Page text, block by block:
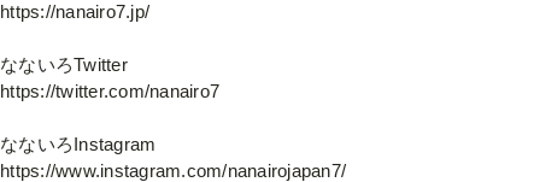
https://nanairo7.jp/
なないろTwitter
https://twitter.com/nanairo7
なないろInstagram
https://www.instagram.com/nanairojapan7/